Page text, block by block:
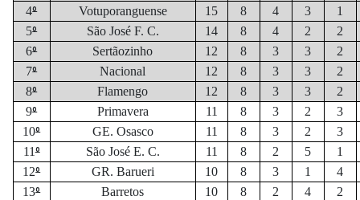
4º Votuporanguense 15 8 4 3
1
5º São José F. C. 14 8 4 2
2
6º Sertãozinho 12 8 3 3
2
7º Nacional 12 8 3 3
2
8º Flamengo 12 8 3 3
2
9º Primavera 11 8 3 2
3
10º GE. Osasco 11 8 3 2
3
11º São José E. C. 11 8 2 5
1
12º GR. Barueri 10 8 3 1
4
13º Barretos 10 8 2 4
2